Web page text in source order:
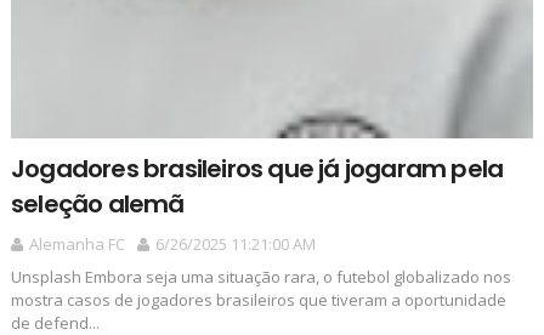
Jogadores brasileiros que já jogaram pela
seleção alemã
Alemanha FC
6/26/2025 11:21:00 AM
Unsplash Embora seja uma situação rara, o futebol globalizado nos
mostra casos de jogadores brasileiros que tiveram a oportunidade
de defend...